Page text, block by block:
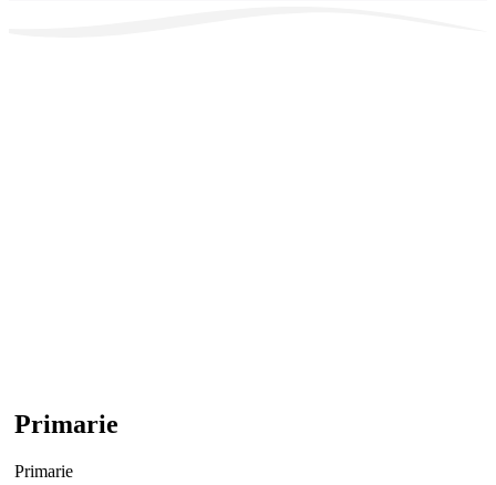
Primarie
Primarie